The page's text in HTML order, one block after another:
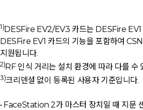
1)DESFire EV2/EV3 카드는 DESFire EV1
DESFire EV1 카드의 기능을 포함하여
지원됩니다.
2)RF 인식 거리는 설치 환경에 따라 다를 수
3)크리덴셜 없이 등록된 사용자 기준입니다.
• FaceStation 2가 마스터 장치일 때 지문